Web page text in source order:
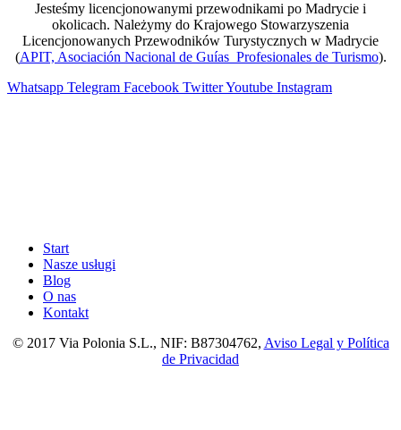
Jesteśmy licencjonowanymi przewodnikami po Madrycie i
okolicach. Należymy do Krajowego Stowarzyszenia
Licencjonowanych Przewodników Turystycznych w Madrycie
(APIT, Asociación Nacional de Guías Profesionales de Turismo).
Whatsapp Telegram Facebook TwitterYoutube Instagram
Start
Nasze usługi
Blog
O nas
Kontakt
© 2017 Via Polonia S.L., NIF: B87304762, Aviso Legal y Política
de Privacidad